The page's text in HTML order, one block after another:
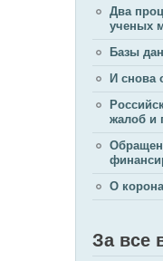
Два
ученых
Базы
И снова
жалоб и
О
За все